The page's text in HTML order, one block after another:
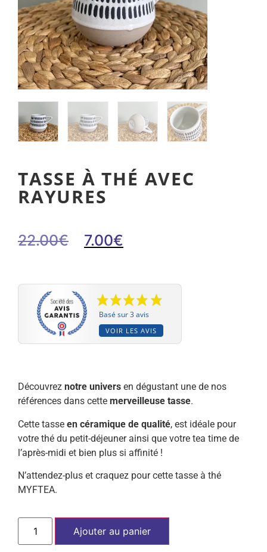
TASSE À THÉ AVEC
RAYURES
22.00€ 7.00€
Basé sur 3 avis
VOIR LES AVIS
Découvrez notre univers en dégustant une de nos
références dans cette merveilleuse tasse.
Cette tasse en céramique de qualité, est idéale pour
votre thé du petit-déjeuner ainsi que votre tea time de
l’après-midi et bien plus si affinité !
N’attendez-plus et craquez pour cette tasse à thé
MYFTEA.
Ajouter au panier